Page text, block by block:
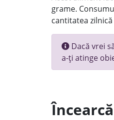
grame.
cantitatea
Dacă vrei
a-ți atinge